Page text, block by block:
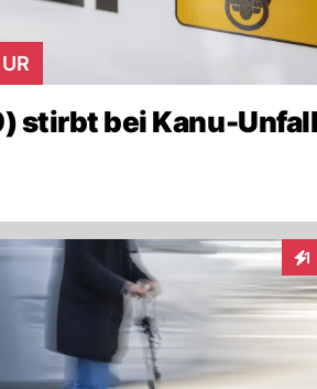
stirbt bei Kanu-
1